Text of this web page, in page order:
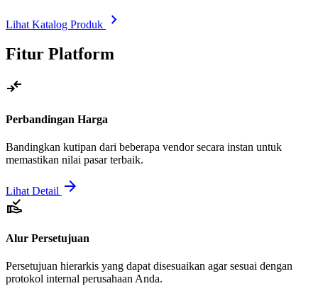
Lihat Katalog Produk chevron_right
Fitur Platform
compare_arrows
Perbandingan Harga
Bandingkan kutipan dari beberapa vendor secara instan untuk
memastikan nilai pasar terbaik.
Lihat Detail arrow_forward
approval_delegation
Alur Persetujuan
Persetujuan hierarkis yang dapat disesuaikan agar sesuai dengan
protokol internal perusahaan Anda.